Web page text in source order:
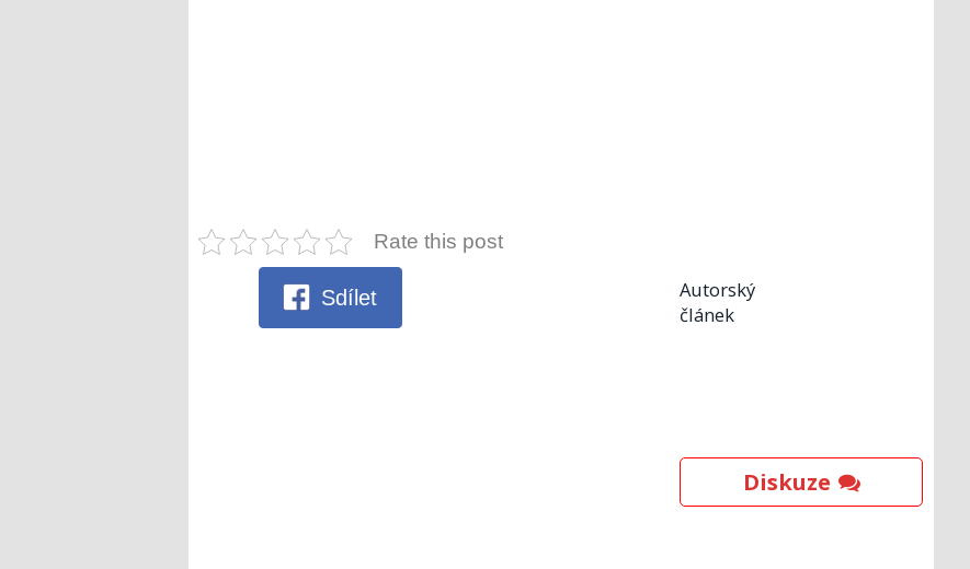
Rate this post
Sdílet
Autorský
článek
Diskuze